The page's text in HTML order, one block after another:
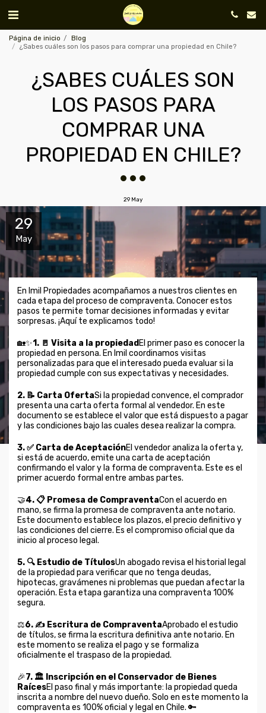
Página de inicio
Blog
¿Sabes cuáles son los pasos para comprar una propiedad en Chile?
¿SABES CUÁLES SON
LOS PASOS PARA
COMPRAR UNA
PROPIEDAD EN CHILE?
29 May
29
May
En Imil Propiedades acompañamos a nuestros clientes en
cada etapa del proceso de compraventa. Conocer estos
pasos te permite tomar decisiones informadas y evitar
sorpresas. ¡Aquí te explicamos todo!
🏡✨1. 🚪 Visita a la propiedad El primer paso es conocer la
propiedad en persona. En Imil coordinamos visitas
personalizadas para que el interesado pueda evaluar si la
propiedad cumple con sus expectativas y necesidades.
2. 📝 Carta OfertaSi la propiedad convence, el comprador
presenta una carta oferta formal al vendedor. En este
documento se establece el valor que está dispuesto a pagar
y las condiciones bajo las cuales desea realizar la compra.
3. ✅ Carta de AceptaciónEl vendedor analiza la oferta y,
si está de acuerdo, emite una carta de aceptación
confirmando el valor y la forma de compraventa. Este es el
primer acuerdo formal entre ambas partes.
🤝4. 📋 Promesa de CompraventaCon el acuerdo en
mano, se firma la promesa de compraventa ante notario.
Este documento establece los plazos, el precio definitivo y
las condiciones del cierre. Es el compromiso oficial que da
inicio al proceso legal.
5. 🔍 Estudio de TítulosUn abogado revisa el historial legal
de la propiedad para verificar que no tenga deudas,
hipotecas, gravámenes ni problemas que puedan afectar la
operación. Esta etapa garantiza una compraventa 100%
segura.
⚖️6. ✍️ Escritura de CompraventaAprobado el estudio
de títulos, se firma la escritura definitiva ante notario. En
este momento se realiza el pago y se formaliza
oficialmente el traspaso de la propiedad.
🎉7. 🏛️ Inscripción en el Conservador de Bienes
RaícesEl paso final y más importante: la propiedad queda
inscrita a nombre del nuevo dueño. Solo en este momento la
compraventa es 100% oficial y legal en Chile. 🔑